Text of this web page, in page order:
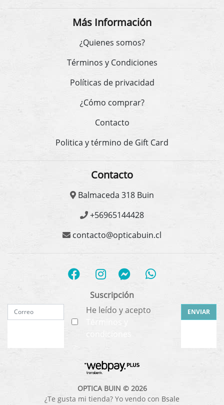
Más Información
¿Quienes somos?
Términos y Condiciones
Políticas de privacidad
¿Cómo comprar?
Contacto
Politica y término de Gift Card
Contacto
Balmaceda 318 Buin
+56965144428
contacto@opticabuin.cl
Suscripción
He leído y acepto
condiciones
ENVIAR
OPTICA BUIN © 2026
¿Te gusta mi tienda? Yo vendo con Bsale